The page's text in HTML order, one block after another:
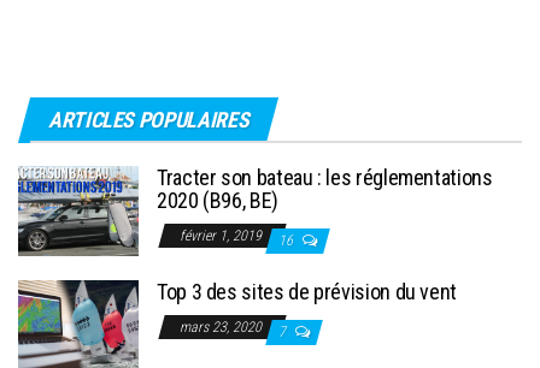
ARTICLES POPULAIRES
Tracter son bateau : les réglementations
2020 (B96, BE)
février 1, 2019 16
Top 3 des sites de prévision du vent
mars 23, 2020 7